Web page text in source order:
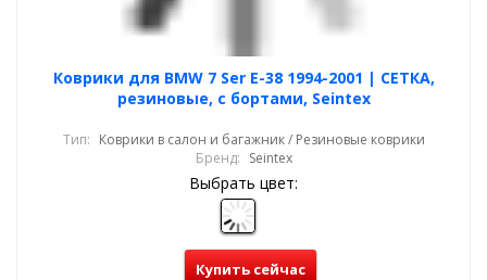
Коврики для BMW 7 Ser E-38 1994-2001 | СЕТКА,
резиновые, с бортами, Seintex
Тип: Коврики в салон и багажник / Резиновые коврики
Бренд: Seintex
Выбрать цвет:
Купить сейчас